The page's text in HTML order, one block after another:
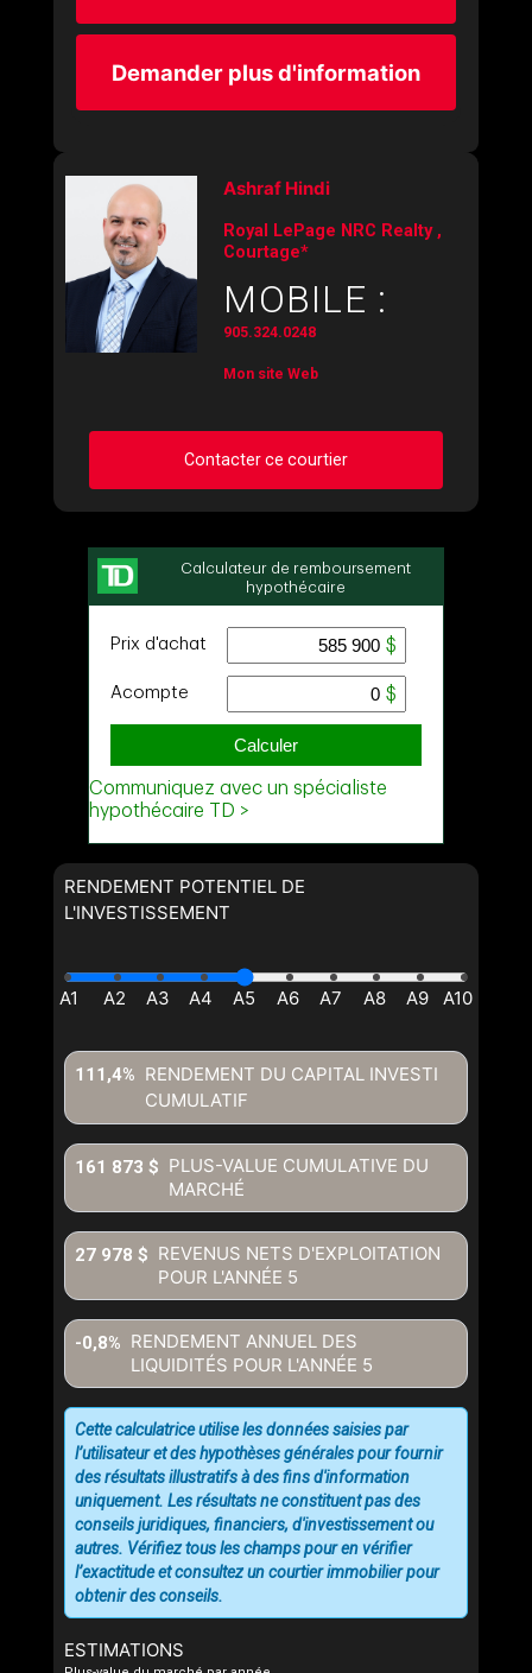
Demander plus d'information
Ashraf Hindi
Royal LePage NRC Realty ,
Courtage*
MOBILE :
905.324.0248
Mon site Web
Contacter ce courtier
Demander des infos sur cette inscription
Prénom
Téléphone
Message
En cliquant sur le bouton « soumettre », vous consentez à nos
conditions d'utilisation et vous nous fournissez l'autorisation écrite de
communiquer avec vous.
RENDEMENT POTENTIEL DE
L'INVESTISSEMENT
RENDEMENT DU CAPITAL INVESTI
CUMULATIF
111,4%
PLUS-VALUE CUMULATIVE DU
MARCHÉ
161 873 $
REVENUS NETS D'EXPLOITATION
POUR L'ANNÉE 5
27 978 $
RENDEMENT ANNUEL DES
LIQUIDITÉS POUR L'ANNÉE 5
-0,8%
ESTIMATIONS
Cette calculatrice utilise les données saisies par
l’utilisateur et des hypothèses générales pour fournir
des résultats illustratifs à des fins d'information
uniquement. Les résultats ne constituent pas des
conseils juridiques, financiers, d'investissement ou
autres. Vérifiez tous les champs pour en vérifier
l’exactitude et consultez un courtier immobilier pour
obtenir des conseils.